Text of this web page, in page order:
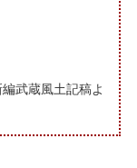
武蔵風土記稿よ